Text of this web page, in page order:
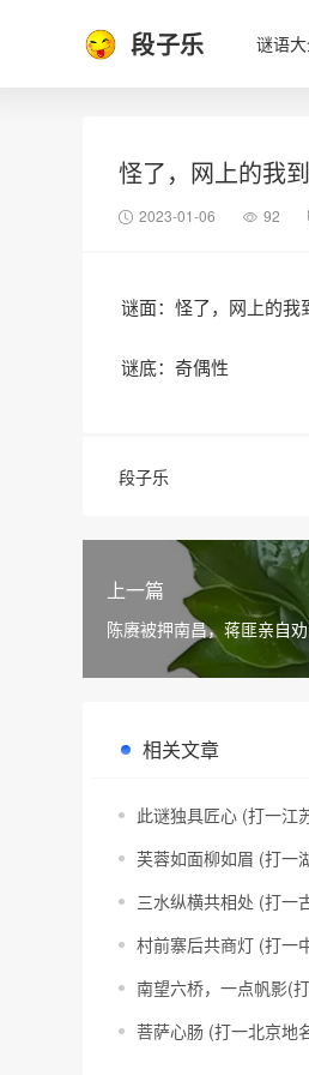
段子乐 谜语
怪了，网上的我
2023-01-06 92
谜面：怪了，网上的我
谜底：奇偶性
段子乐
上一篇
陈赓被押南昌，蒋匪亲自
相关文章
此谜独具匠心 (打一江
芙蓉如面柳如眉 (打一
三水纵横共相处 (打一
村前寨后共商灯 (打一
南望六桥，一点帆影(
菩萨心肠 (打一北京地